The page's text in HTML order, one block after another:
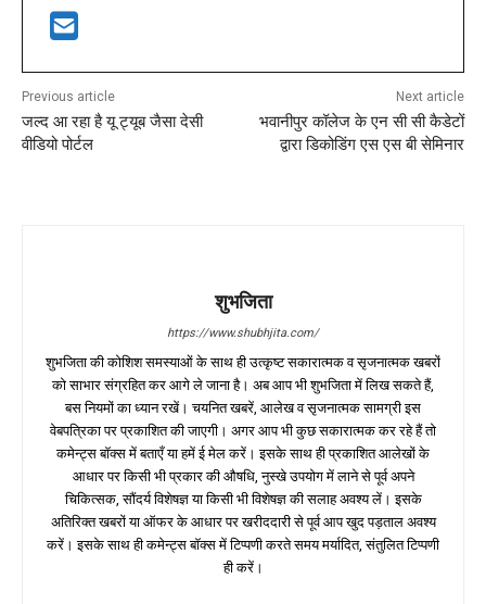
Previous article
जल्द आ रहा है यू ट्यूब जैसा देसी
वीडियो पोर्टल
Next article
भवानीपुर कॉलेज के एन सी सी कैडेटों
द्वारा डिकोडिंग एस एस बी सेमिनार
शुभजिता
https://www.shubhjita.com/
शुभजिता की कोशिश समस्याओं के साथ ही उत्कृष्ट सकारात्मक व सृजनात्मक खबरों
को साभार संग्रहित कर आगे ले जाना है। अब आप भी शुभजिता में लिख सकते हैं,
बस नियमों का ध्यान रखें। चयनित खबरें, आलेख व सृजनात्मक सामग्री इस
वेबपत्रिका पर प्रकाशित की जाएगी। अगर आप भी कुछ सकारात्मक कर रहे हैं तो
कमेन्ट्स बॉक्स में बताएँ या हमें ई मेल करें। इसके साथ ही प्रकाशित आलेखों के
आधार पर किसी भी प्रकार की औषधि, नुस्खे उपयोग में लाने से पूर्व अपने
चिकित्सक, सौंदर्य विशेषज्ञ या किसी भी विशेषज्ञ की सलाह अवश्य लें। इसके
अतिरिक्त खबरों या ऑफर के आधार पर खरीददारी से पूर्व आप खुद पड़ताल अवश्य
करें। इसके साथ ही कमेन्ट्स बॉक्स में टिप्पणी करते समय मर्यादित, संतुलित टिप्पणी
ही करें।